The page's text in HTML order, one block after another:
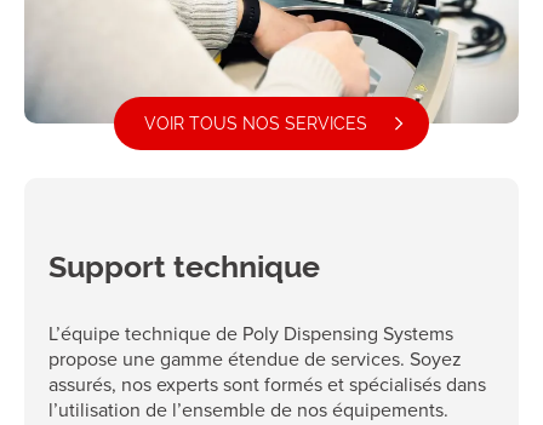
VOIR TOUS NOS SERVICES
Support technique
L’équipe technique de Poly Dispensing Systems
propose une gamme étendue de services. Soyez
assurés, nos experts sont formés et spécialisés dans
l’utilisation de l’ensemble de nos équipements.